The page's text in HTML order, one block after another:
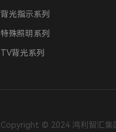
背光指示系列
特殊照明系列
TV背光系列
Copyright © 2024 鸿利智汇集